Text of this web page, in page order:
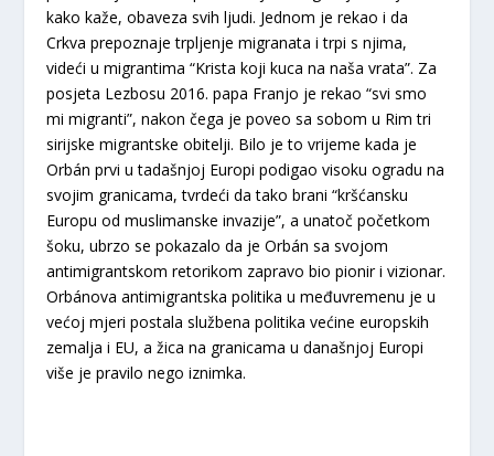
kako kaže, obaveza svih ljudi. Jednom je rekao i da
Crkva prepoznaje trpljenje migranata i trpi s njima,
videći u migrantima “Krista koji kuca na naša vrata”. Za
posjeta Lezbosu 2016. papa Franjo je rekao “svi smo
mi migranti”, nakon čega je poveo sa sobom u Rim tri
sirijske migrantske obitelji. Bilo je to vrijeme kada je
Orbán prvi u tadašnjoj Europi podigao visoku ogradu na
svojim granicama, tvrdeći da tako brani “kršćansku
Europu od muslimanske invazije”, a unatoč početkom
šoku, ubrzo se pokazalo da je Orbán sa svojom
antimigrantskom retorikom zapravo bio pionir i vizionar.
Orbánova antimigrantska politika u međuvremenu je u
većoj mjeri postala službena politika većine europskih
zemalja i EU, a žica na granicama u današnjoj Europi
više je pravilo nego iznimka.